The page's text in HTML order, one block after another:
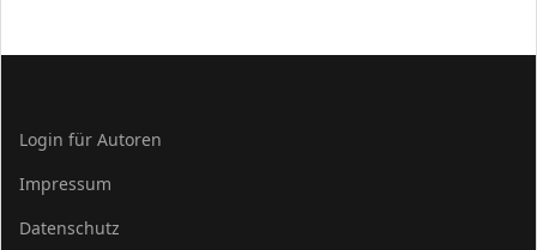
Login für Autoren
Impressum
Datenschutz